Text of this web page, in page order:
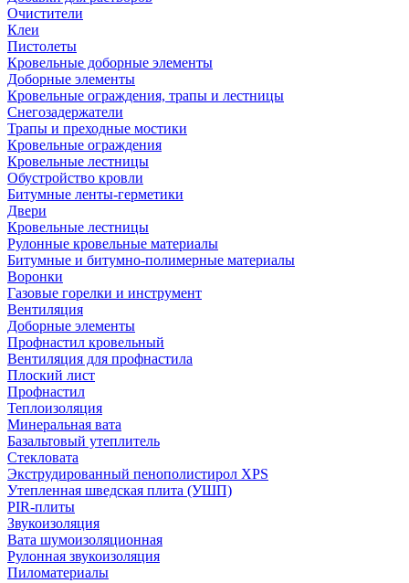
Очистители
Клеи
Пистолеты
Кровельные доборные элементы
Доборные элементы
Кровельные ограждения, трапы и лестницы
Снегозадержатели
Трапы и преходные мостики
Кровельные ограждения
Кровельные лестницы
Обустройство кровли
Битумные ленты-герметики
Двери
Кровельные лестницы
Рулонные кровельные материалы
Битумные и битумно-полимерные материалы
Воронки
Газовые горелки и инструмент
Вентиляция
Доборные элементы
Профнастил кровельный
Вентиляция для профнастила
Плоский лист
Профнастил
Теплоизоляция
Минеральная вата
Базальтовый утеплитель
Стекловата
Экструдированный пенополистирол XPS
Утепленная шведская плита (УШП)
PIR-плиты
Звукоизоляция
Вата шумоизоляционная
Рулонная звукоизоляция
Пиломатериалы